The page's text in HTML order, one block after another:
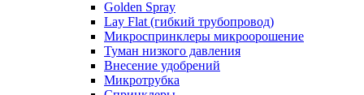
Golden Spray
Lay Flat (гибкий трубопровод)
Микроспринклеры микроорошение
Туман низкого давления
Внесение удобрений
Микротрубка